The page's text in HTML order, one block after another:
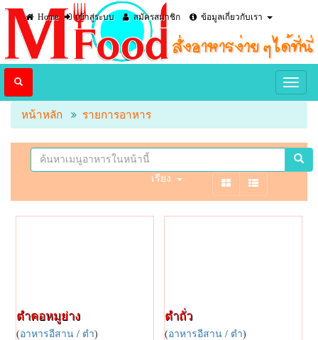
Home เข้าสู่ระบบ สมัครสมาชิก ข้อมูลเกี่ยวกับเรา
หน้าหลัก รายการอาหาร
เรียง
ตำคอหมูย่าง
(อาหารอีสาน / ตำ)
ตำถั่ว
(อาหารอีสาน / ตำ)